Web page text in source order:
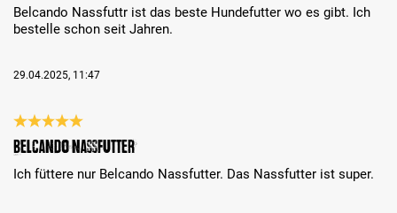
Belcando Nassfuttr ist das beste Hundefutter wo es gibt. Ich
bestelle schon seit Jahren.
29.04.2025, 11:47
Bewertung mit 5 von 5 Sternen
Belcando Nassfutter
Ich füttere nur Belcando Nassfutter. Das Nassfutter ist super.